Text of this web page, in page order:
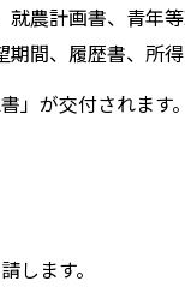
就農計画書、青年
期間、履歴書、所
」が交付されます。
します。